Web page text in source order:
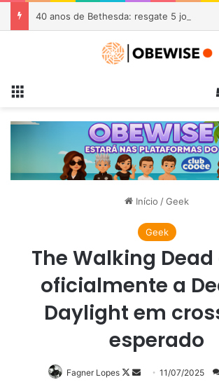
Início /Geek
Geek
The Walking
oficialmente a
Daylight em
esperado
Fagner Lopes
Follow
Mande11/07/2025